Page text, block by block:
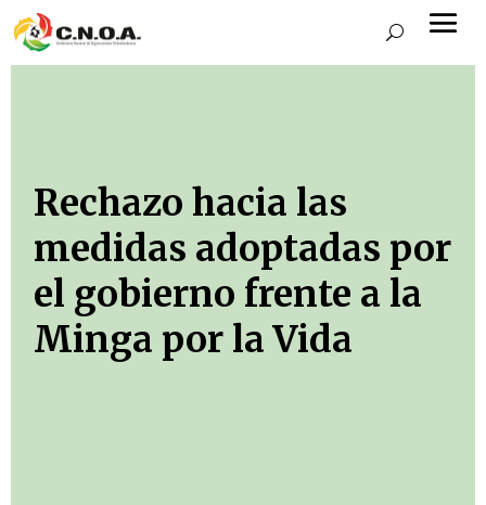
Rechazo hacia las
medidas adoptadas por
el gobierno frente a la
Minga por la Vida